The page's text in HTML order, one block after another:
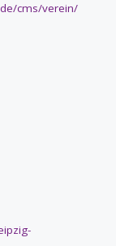
cms/verein/